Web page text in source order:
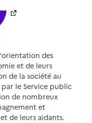
des
et de leurs
de la société au
le Service public
de nombreux
et
de leurs aidants.